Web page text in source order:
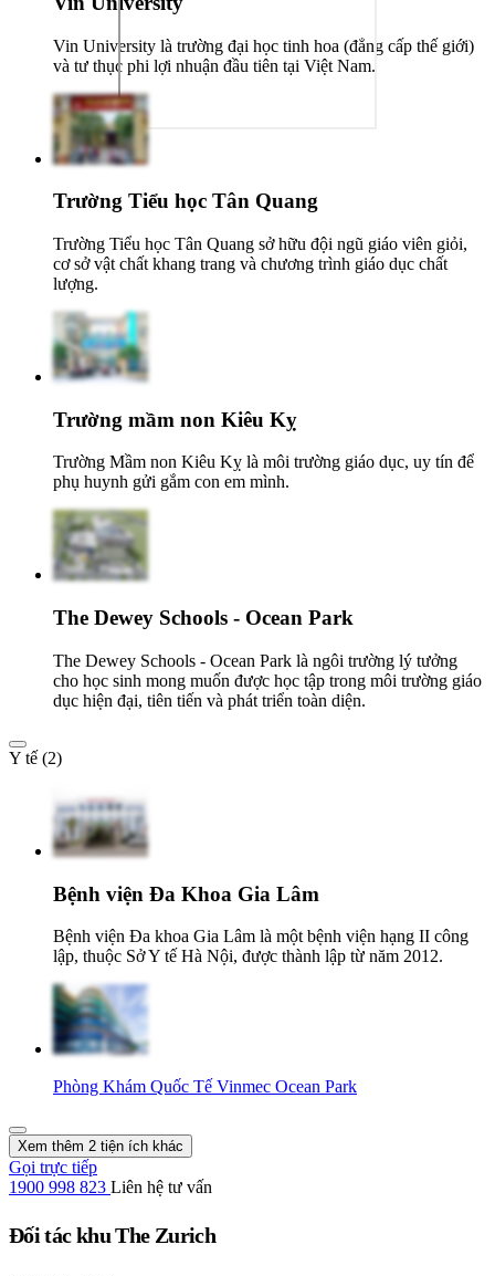
Vin University là trường đại học tinh hoa (đẳng cấp thế giới)
và tư thục phi lợi nhuận đầu tiên tại Việt Nam.
Trường Tiểu học Tân Quang
Trường Tiểu học Tân Quang sở hữu đội ngũ giáo viên giỏi,
cơ sở vật chất khang trang và chương trình giáo dục chất
lượng.
Trường mầm non Kiêu Kỵ
Trường Mầm non Kiêu Kỵ là môi trường giáo dục, uy tín để
phụ huynh gửi gắm con em mình.
The Dewey Schools - Ocean Park
The Dewey Schools - Ocean Park là ngôi trường lý tưởng
cho học sinh mong muốn được học tập trong môi trường giáo
dục hiện đại, tiên tiến và phát triển toàn diện.
Y tế (2)
Bệnh viện Đa Khoa Gia Lâm
Bệnh viện Đa khoa Gia Lâm là một bệnh viện hạng II công
lập, thuộc Sở Y tế Hà Nội, được thành lập từ năm 2012.
Phòng Khám Quốc Tế Vinmec Ocean Park
Xem thêm 2 tiện ích khác
Gọi trực tiếp
1900 998 823 Liên hệ tư vấn
Đối tác khu The Zurich